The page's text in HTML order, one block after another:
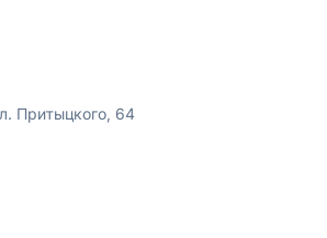
Притыцкого, 64